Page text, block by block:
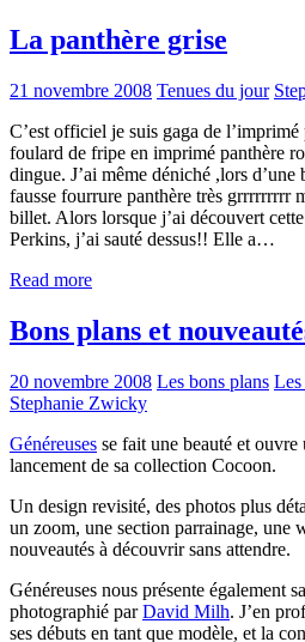
La panthère grise
21 novembre 2008 Tenues du jour
C’est officiel je suis gaga de
foulard de fripe en imprimé panthère
dingue. J’ai même déniché ,lors d’une
fausse fourrure panthère très grrrrrrrrr
billet. Alors lorsque j’ai découvert
Perkins, j’ai sauté dessus!! Elle a…
Read more
Bons plans et
20 novembre 2008 Les bons plans Les
Stephanie Zwicky
Généreuses se fait une beauté et
lancement de sa collection Cocoon.
Un design revisité, des photos plus
un zoom, une section parrainage,
nouveautés à découvrir sans attendre.
Généreuses nous présente également
photographié parDavid Milh. J’en
ses débuts en tant que modèle, et la